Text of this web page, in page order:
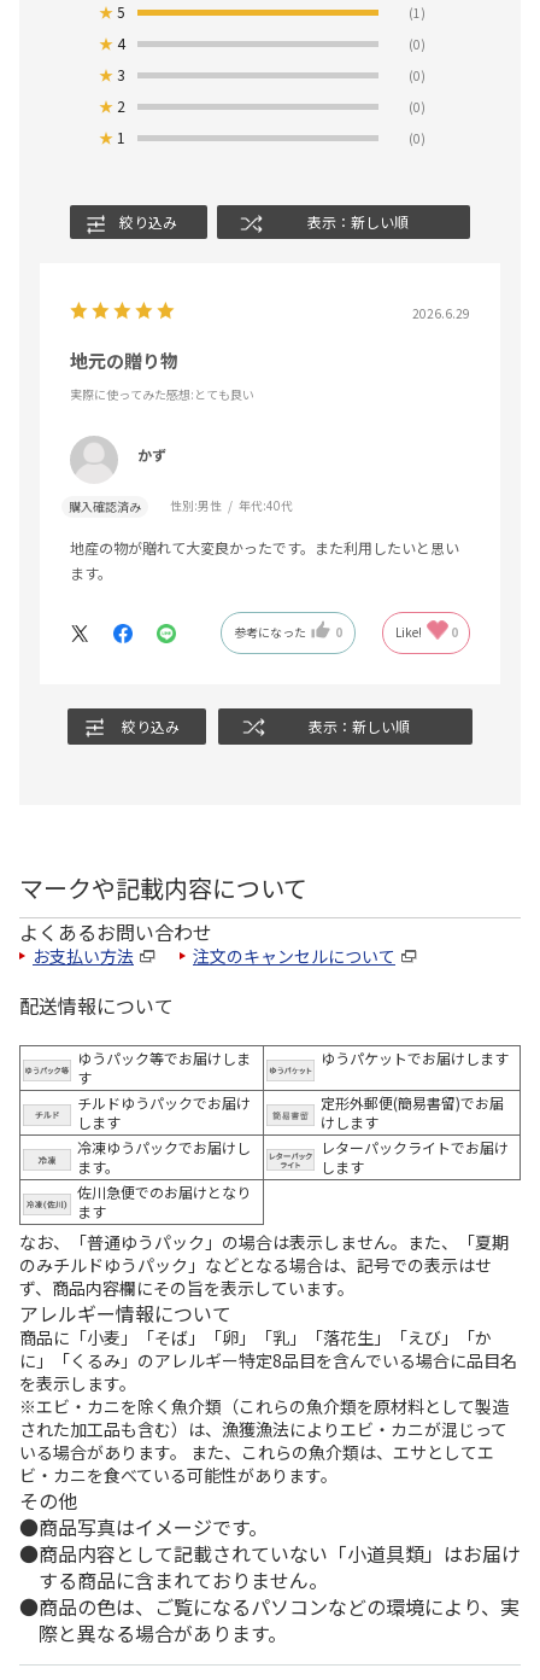
★5 (1)
★4 (0)
★3 (0)
★ 2 (0)
★ 1 (0)
絞り込み 表示：新しい順
2026.6.29
地元の贈り物
実際に使ってみた感想:とても良い
かず
購入確認済み 性別:男性 年代:40代
地産の物が贈れて大変良かったです。また利用したいと思い
ます。
参考になった 0 Like! 0
絞り込み 表示：新しい順
マークや記載内容について
よくあるお問い合わせ
お支払い方法 注文のキャンセルについて
配送情報について
ゆうパック等でお届けしま
す
ゆうパケットでお届けします
チルドゆうパックでお届け
します
定形外郵便(簡易書留)でお届
けします
冷凍ゆうパックでお届けし
ます。
レターパックライトでお届け
します
佐川急便でのお届けとなり
ます
なお、「普通ゆうパック」の場合は表示しません。また、「夏期
のみチルドゆうパック」などとなる場合は、記号での表示はせ
ず、商品内容欄にその旨を表示しています。
アレルギー情報について
商品に「小麦」「そば」「卵」「乳」「落花生」「えび」「か
に」「くるみ」のアレルギー特定8品目を含んでいる場合に品目名
を表示します。
※エビ・カニを除く魚介類（これらの魚介類を原材料として製造
された加工品も含む）は、漁獲漁法によりエビ・カニが混じって
いる場合があります。 また、これらの魚介類は、エサとしてエ
ビ・カニを食べている可能性があります。
その他
商品写真はイメージです。
商品内容として記載されていない「小道具類」はお届け
する商品に含まれておりません。
商品の色は、ご覧になるパソコンなどの環境により、実
際と異なる場合があります。